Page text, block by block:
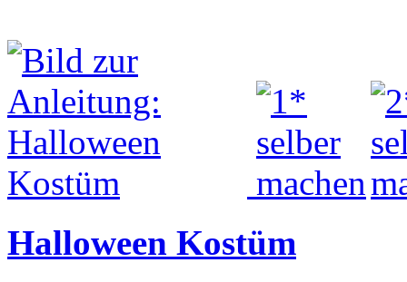
Halloween Kostüm